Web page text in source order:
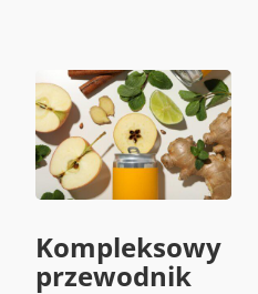
Kompleksowy
przewodnik